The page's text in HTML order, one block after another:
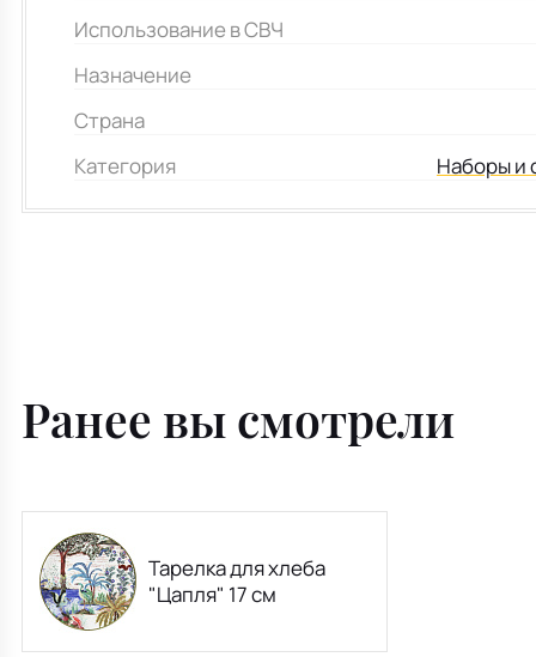
Использование в СВЧ
Назначение
Страна
Категория
Наборы и
Ранее вы смотрели
Тарелка для хлеба
"Цапля" 17 см